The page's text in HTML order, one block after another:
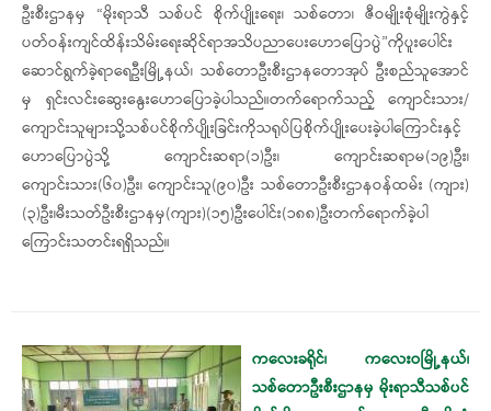
ဦးစီးဌာနမှ “မိုးရာသီ သစ်ပင် စိုက်ပျိုးရေး၊ သစ်တော၊ ဇီဝမျိုးစုံမျိုးကွဲနှင့်
ပတ်ဝန်းကျင်ထိန်းသိမ်းရေးဆိုင်ရာအသိပညာပေးဟောပြောပွဲ”ကိုပူးပေါင်း
ဆောင်ရွက်ခဲ့ရာရေဦးမြို့နယ်၊ သစ်တောဦးစီးဌာနတောအုပ် ဦးစည်သူအောင်
မှ ရှင်းလင်းဆွေးနွေးဟောပြောခဲ့ပါသည်။​တက်ရောက်သည့် ကျောင်းသား/
ကျောင်းသူများသို့သစ်ပင်စိုက်ပျိုးခြင်းကိုသရုပ်ပြစိုက်ပျိုးပေးခဲ့ပါကြောင်းနှင့်
ဟောပြောပွဲသို့ ကျောင်းဆရာ(၁)ဦး၊ ကျောင်းဆရာမ(၁၉)ဦး၊
ကျောင်းသား(၆၀)ဦး၊ ကျောင်းသူ(၉၀)ဦး သစ်တောဦးစီးဌာနဝန်ထမ်း (ကျား)
(၃)ဦး၊မီးသတ်ဦးစီးဌာနမှ(ကျား)(၁၅)ဦးပေါင်း(၁၈၈)ဦးတက်ရောက်ခဲ့ပါ
ကြောင်းသတင်းရရှိသည်။
ကလေးခရိုင်၊ ကလေးဝမြို့နယ်၊
သစ်တောဦးစီးဌာနမှ မိုးရာသီသစ်ပင်